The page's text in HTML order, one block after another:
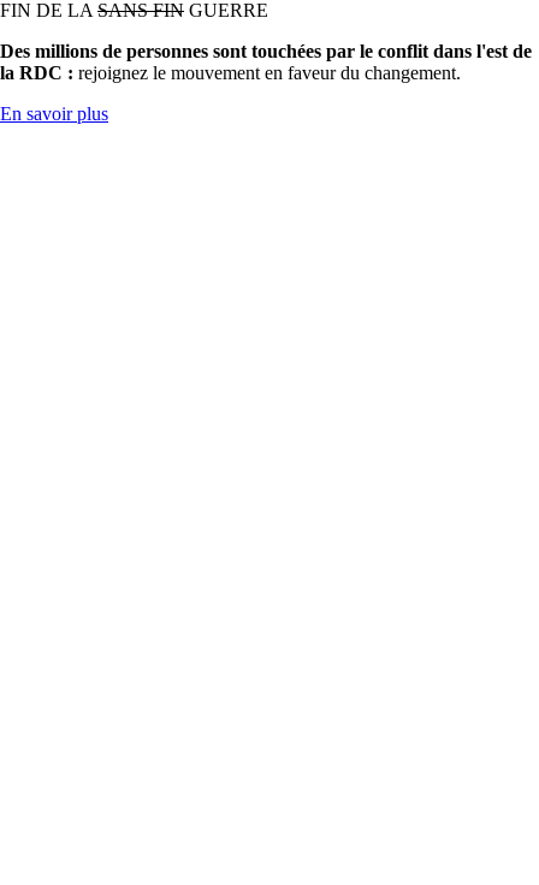
FIN DE LA SANS FIN GUERRE
Des millions de personnes sont touchées par le conflit dans l'est de
la RDC : rejoignez le mouvement en faveur du changement.
En savoir plus